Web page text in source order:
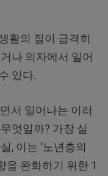
활의 질이 급격히
나 의자에서 일어
있다.
서 일어나는 이러
엇일까? 가장 실
, 이는 '노년층의
을 완화하기 위한 1